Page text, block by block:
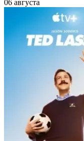
06 августа